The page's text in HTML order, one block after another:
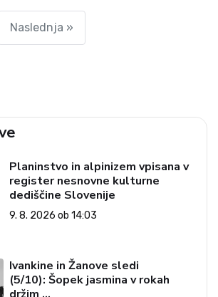
povprečnega človeka še nikoli
So verjetno...
Naslednja »
Planinstvo in alpinizem vpisana v
register nesnovne kulturne
dediščine Slovenije
9. 8. 2026 ob 14:03
Ivankine in Žanove sledi
(5/10): Šopek jasmina v rokah